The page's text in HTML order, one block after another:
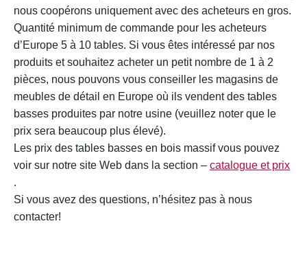
nous coopérons uniquement avec des acheteurs en gros.
Quantité minimum de commande pour les acheteurs
d’Europe 5 à 10 tables. Si vous êtes intéressé par nos
produits et souhaitez acheter un petit nombre de 1 à 2
pièces, nous pouvons vous conseiller les magasins de
meubles de détail en Europe où ils vendent des tables
basses produites par notre usine (veuillez noter que le
prix sera beaucoup plus élevé).
Les prix des tables basses en bois massif vous pouvez
voir sur notre site Web dans la section – catalogue et prix
.
Si vous avez des questions, n’hésitez pas à nous
contacter!